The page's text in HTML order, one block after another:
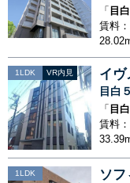
「 目白
賃料：
1LDK VR内見 イヴ
目白
「 目白
賃料：
1LDK ソ